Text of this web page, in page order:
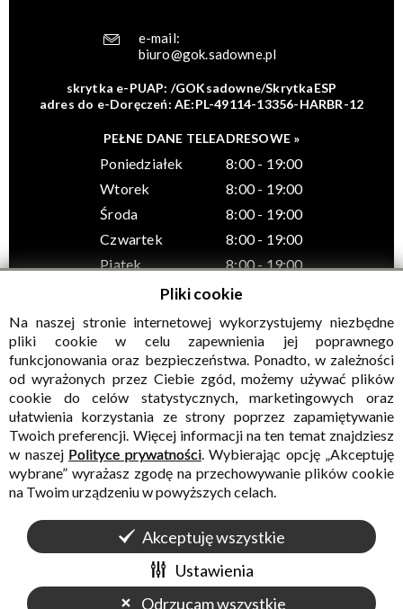
e-mail:
biuro@gok.sadowne.pl
skrytka e-PUAP: /GOKsadowne/SkrytkaESP
adres do e-Doręczeń: AE:PL-49114-13356-HARBR-12
PEŁNE DANE TELEADRESOWE »
Poniedziałek
8:00 - 19:00
Wtorek
8:00 - 19:00
Środa
8:00 - 19:00
Czwartek
8:00 - 19:00
Piątek
8:00 - 19:00
© Wszelkie prawa zastrzeżone, Gminny Ośrodek Kultury w
Sadownem
WYKONANIE CONCEPTINTERMEDIA
Pliki cookie
Na naszej stronie internetowej wykorzystujemy niezbędne
pliki cookie w celu zapewnienia jej poprawnego
funkcjonowania oraz bezpieczeństwa. Ponadto, w zależności
od wyrażonych przez Ciebie zgód, możemy używać plików
cookie do celów statystycznych, marketingowych oraz
ułatwienia korzystania ze strony poprzez zapamiętywanie
Twoich preferencji. Więcej informacji na ten temat znajdziesz
w naszej Polityce prywatności. Wybierając opcję „Akceptuję
wybrane” wyrażasz zgodę na przechowywanie plików cookie
na Twoim urządzeniu w powyższych celach.
Akceptuję wszystkie
Ustawienia
Odrzucam wszystkie